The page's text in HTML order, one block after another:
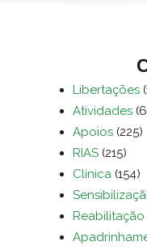
Libertações
Atividades
Apoios (225)
RIAS (215)
Clínica (154)
Reabilitação